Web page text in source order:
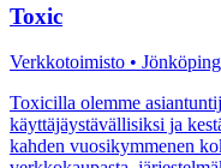
Toxic
Verkkotoimisto •
Toxicilla olemme
käyttäjäystävällisiksi ja
kahden vuosikymmenen